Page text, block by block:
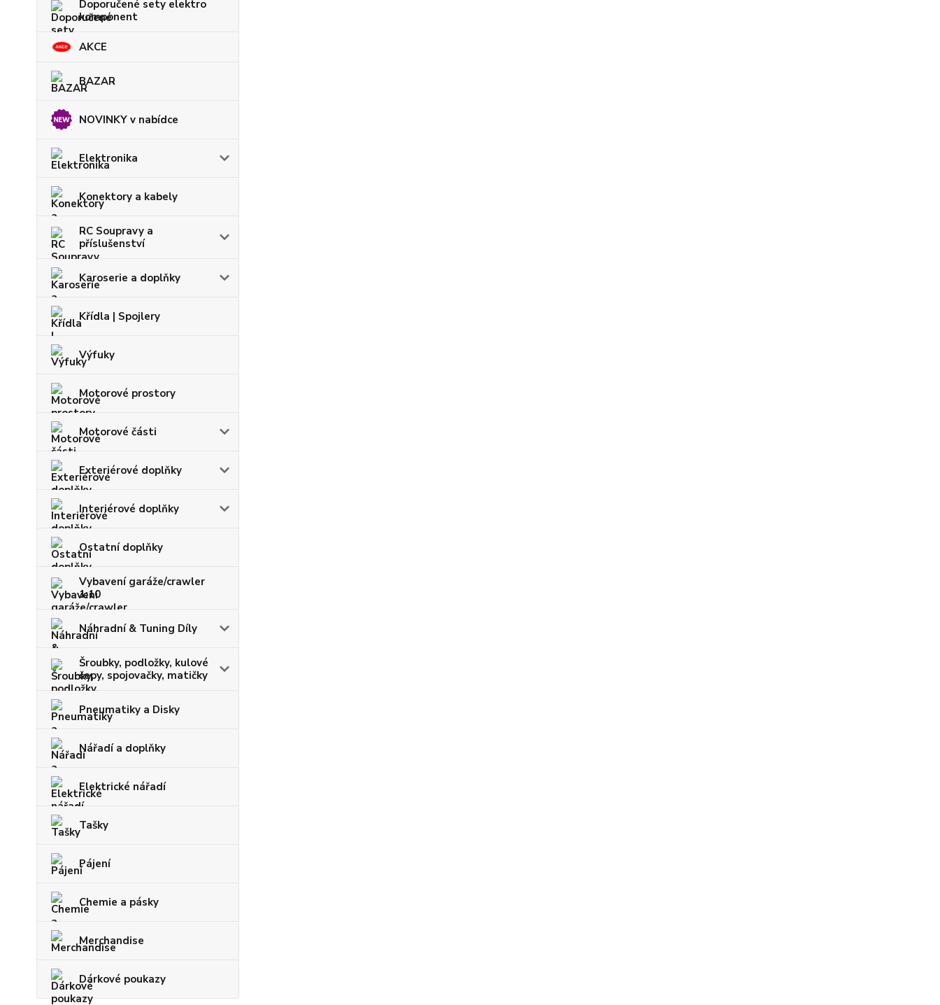
Doporučené sety elektro
komponent
AKCE
BAZAR
NOVINKY v nabídce
Elektronika
Konektory a kabely
RC Soupravy a
příslušenství
Karoserie a doplňky
Křídla | Spojlery
Výfuky
Motorové prostory
Motorové části
Exteriérové doplňky
Interiérové doplňky
Ostatní doplňky
Vybavení garáže/crawler
1:10
Náhradní & Tuning Díly
Šroubky, podložky, kulové
čepy, spojovačky, matičky
Pneumatiky a Disky
Nářadí a doplňky
Elektrické nářadí
Tašky
Pájení
Chemie a pásky
Merchandise
Dárkové poukazy